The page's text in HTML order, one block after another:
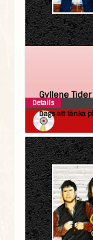
Gyllene Tider
Dags att tänka
Details